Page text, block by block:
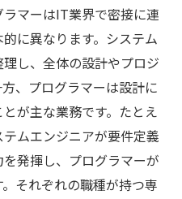
マーはIT業界で密接に連
に異なります。システム
し、全体の設計やプロジ
、プログラマーは設計に
が主な業務です。たとえ
ムエンジニアが要件定義
発揮し、プログラマーが
それぞれの職種が持つ専